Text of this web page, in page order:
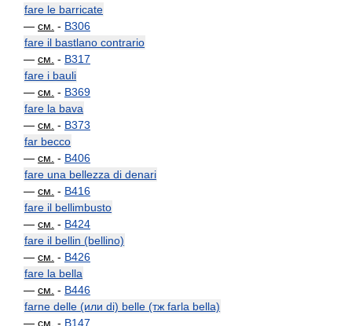
fare le barricate
— см. - B306
fare il bastlano contrario
— см. - B317
fare i bauli
— см. - B369
fare la bava
— см. - B373
far becco
— см. - B406
fare una bellezza di denari
— см. - B416
fare il bellimbusto
— см. - B424
fare il bellin (bellino)
— см. - B426
fare la bella
— см. - B446
farne delle (или di) belle (тж farla bella)
— см. - B147